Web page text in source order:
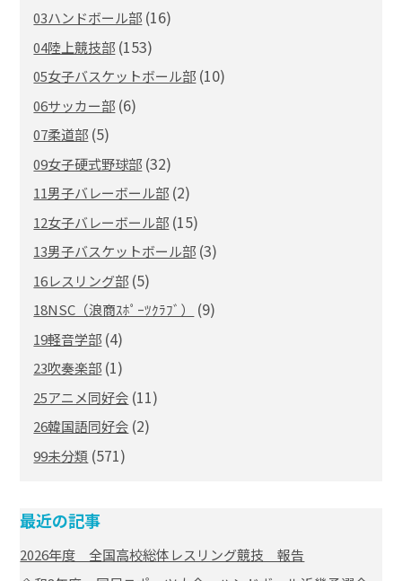
03ハンドボール部 (16)
04陸上競技部 (153)
05女子バスケットボール部 (10)
06サッカー部 (6)
07柔道部 (5)
09女子硬式野球部 (32)
11男子バレーボール部 (2)
12女子バレーボール部 (15)
13男子バスケットボール部 (3)
16レスリング部 (5)
18NSC（浪商ｽﾎﾟｰﾂｸﾗﾌﾞ） (9)
19軽音学部 (4)
23吹奏楽部 (1)
25アニメ同好会 (11)
26韓国語同好会 (2)
99未分類 (571)
最近の記事
2026年度 全国高校総体レスリング競技 報告